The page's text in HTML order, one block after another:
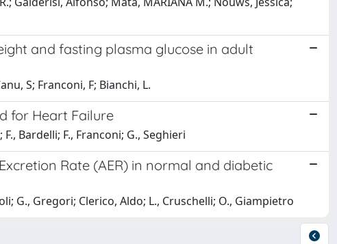
and fasting plasma glucose in adult
S; Franconi, F; Bianchi, L.
for Heart Failure
Bardelli; F., Franconi; G., Seghieri
Rate (AER) in normal and diabetic
G., Gregori; Clerico, Aldo; L., Cruschelli; O., Giampietro